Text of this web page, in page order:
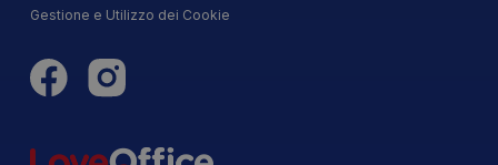
Gestione e Utilizzo dei Cookie